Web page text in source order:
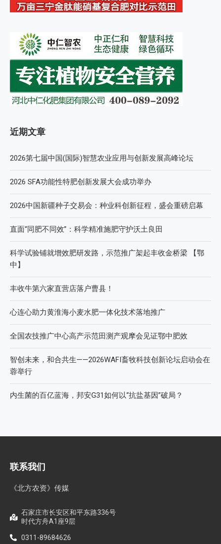
近期文章
2026第七届中国(国际)智慧农业应用与创新发展高峰论坛
2026 SFA功能性特肥创新发展大会成功举办
2026中国新疆种子交易会：种业科创新征程，盛会重磅启幕
直面“同肥不同效”：科学精准施肥守护沃土良田
科学试验铺就增效肥研发路，示范推广架起丰收金桥梁 【鄂
中】
丰收牛第六家直营店落户曹县！
心连心助力黄淮海小麦水肥一体化技术落地推广
全国农技推广中心高产示范田测产观摩会见证鄂中肥效
智创未来，和合共生——2026WAFI畜牧科技创新论坛启动会在
蓉举行
内生菌的百亿蓝海，邦安G31如何以“抗盐基因”破局？
联系我们
《北方农资》传媒
石家庄市长安区和平东路336号
时代方舟A1座9层
0311-89684626